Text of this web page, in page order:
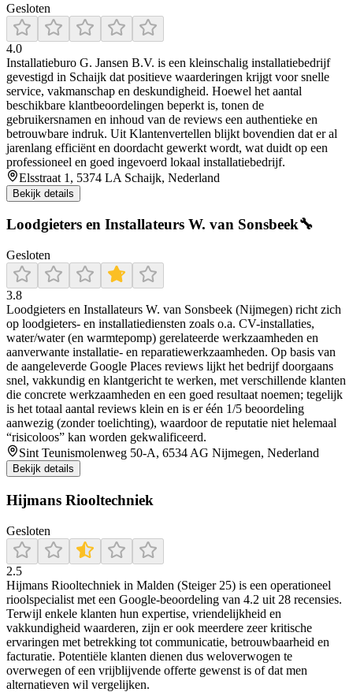
Gesloten
4.0
Installatieburo G. Jansen B.V. is een kleinschalig installatiebedrijf
gevestigd in Schaijk dat positieve waarderingen krijgt voor snelle
service, vakmanschap en deskundigheid. Hoewel het aantal
beschikbare klantbeoordelingen beperkt is, tonen de
gebruikersnamen en inhoud van de reviews een authentieke en
betrouwbare indruk. Uit Klantenvertellen blijkt bovendien dat er al
jarenlang efficiënt en doordacht gewerkt wordt, wat duidt op een
professioneel en goed ingevoerd lokaal installatiebedrijf.
Elsstraat 1, 5374 LA Schaijk, Nederland
Bekijk details
Loodgieters en Installateurs W. van Sonsbeek🔧
Gesloten
3.8
Loodgieters en Installateurs W. van Sonsbeek (Nijmegen) richt zich
op loodgieters- en installatiediensten zoals o.a. CV-installaties,
water/water (en warmtepomp) gerelateerde werkzaamheden en
aanverwante installatie- en reparatiewerkzaamheden. Op basis van
de aangeleverde Google Places reviews lijkt het bedrijf doorgaans
snel, vakkundig en klantgericht te werken, met verschillende klanten
die concrete werkzaamheden en een goed resultaat noemen; tegelijk
is het totaal aantal reviews klein en is er één 1/5 beoordeling
aanwezig (zonder toelichting), waardoor de reputatie niet helemaal
“risicoloos” kan worden gekwalificeerd.
Sint Teunismolenweg 50-A, 6534 AG Nijmegen, Nederland
Bekijk details
Hijmans Riooltechniek
Gesloten
2.5
Hijmans Riooltechniek in Malden (Steiger 25) is een operationeel
rioolspecialist met een Google-beoordeling van 4.2 uit 28 recensies.
Terwijl enkele klanten hun expertise, vriendelijkheid en
vakkundigheid waarderen, zijn er ook meerdere zeer kritische
ervaringen met betrekking tot communicatie, betrouwbaarheid en
facturatie. Potentiële klanten dienen dus weloverwogen te
overwegen of een vrijblijvende offerte gewenst is of dat men
alternatieven wil vergelijken.